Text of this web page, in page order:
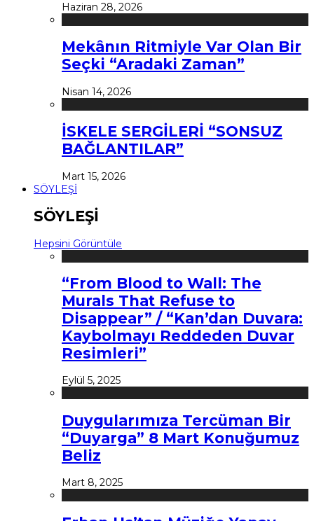
Haziran 28, 2026
Mekânın Ritmiyle Var Olan Bir
Seçki “Aradaki Zaman”
Nisan 14, 2026
İSKELE SERGİLERİ “SONSUZ
BAĞLANTILAR”
Mart 15, 2026
SÖYLEŞİ
SÖYLEŞİ
Hepsini Görüntüle
“From Blood to Wall: The
Murals That Refuse to
Disappear” / “Kan’dan Duvara:
Kaybolmayı Reddeden Duvar
Resimleri”
Eylül 5, 2025
Duygularımıza Tercüman Bir
“Duyarga” 8 Mart Konuğumuz
Beliz
Mart 8, 2025